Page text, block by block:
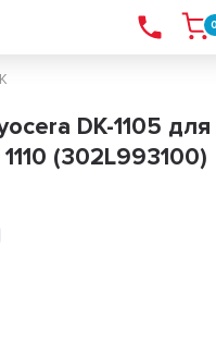
DK-1105 для
(302L993100)